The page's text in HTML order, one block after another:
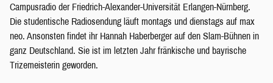
Campusradio der Friedrich-Alexander-Universität Erlangen-Nürnberg.
Die studentische Radiosendung läuft montags und dienstags auf max
neo. Ansonsten findet ihr Hannah Haberberger auf den Slam-Bühnen in
ganz Deutschland. Sie ist im letzten Jahr fränkische und bayrische
Trizemeisterin geworden.